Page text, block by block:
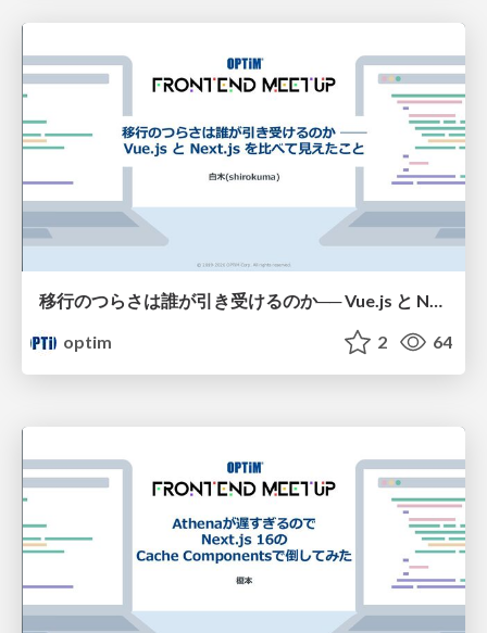
移行のつらさは誰が引き受けるのか── Vue.js と Next.js を比べて見えたこと
optim
2 64